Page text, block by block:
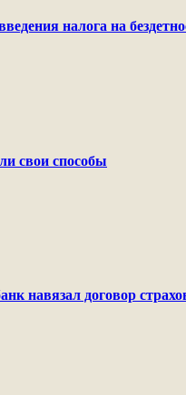
налога на
свои способы
навязал договор